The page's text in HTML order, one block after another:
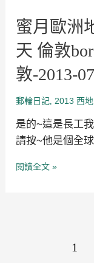
蜜月歐洲
天 倫敦
敦-2013-
郵輪日記 2013 西
是的~這是長工
請按~他是個全
02
閱讀全文 »
1